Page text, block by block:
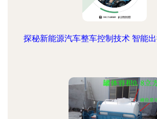
探秘新能源汽车整车控制技术 智能